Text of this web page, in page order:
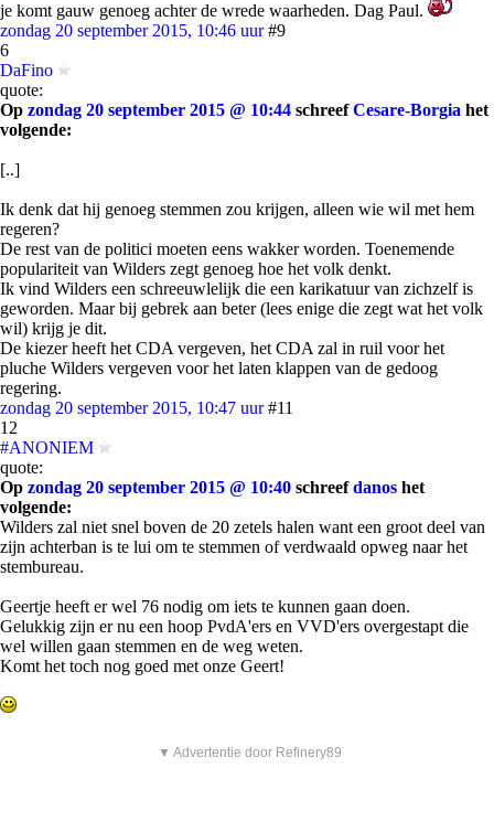
je komt gauw genoeg achter de wrede waarheden. Dag Paul.
zondag 20 september 2015, 10:46 uur #9
6
DaFino
quote:
Op zondag 20 september 2015 @ 10:44 schreefCesare-Borgia het
volgende:
[..]
Ik denk dat hij genoeg stemmen zou krijgen, alleen wie wil met hem
regeren?
De rest van de politici moeten eens wakker worden. Toenemende
populariteit van Wilders zegt genoeg hoe het volk denkt.
Ik vind Wilders een schreeuwlelijk die een karikatuur van zichzelf is
geworden. Maar bij gebrek aan beter (lees enige die zegt wat het volk
wil) krijg je dit.
De kiezer heeft het CDA vergeven, het CDA zal in ruil voor het
pluche Wilders vergeven voor het laten klappen van de gedoog
regering.
zondag 20 september 2015, 10:47 uur #11
12
#ANONIEM
quote:
Op zondag 20 september 2015 @ 10:40 schreefdanos het
volgende:
Wilders zal niet snel boven de 20 zetels halen want een groot deel van
zijn achterban is te lui om te stemmen of verdwaald opweg naar het
stembureau.
Geertje heeft er wel 76 nodig om iets te kunnen gaan doen.
Gelukkig zijn er nu een hoop PvdA'ers en VVD'ers overgestapt die
wel willen gaan stemmen en de weg weten.
Komt het toch nog goed met onze Geert!
▼ Advertentie door Refinery89